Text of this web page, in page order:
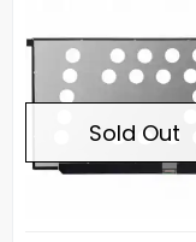
Sold Out